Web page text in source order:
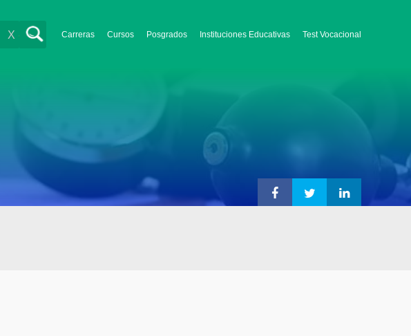
Carreras Cursos Posgrados Instituciones Educativas Test Vocacional
X